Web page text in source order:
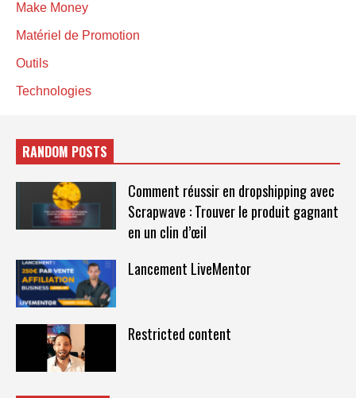
Make Money
Matériel de Promotion
Outils
Technologies
RANDOM POSTS
Comment réussir en dropshipping avec
Scrapwave : Trouver le produit gagnant
en un clin d’œil
Lancement LiveMentor
Restricted content